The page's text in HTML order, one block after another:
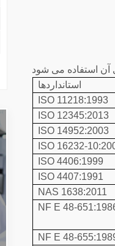
آن استفاده می شود
استانداردها
ISO 11218:1993
ISO 12345:2013
ISO 14952:2003
ISO 16232-
ISO 4406:1999
ISO 4407:1991
NAS 1638:2011
NF E 48-
NF E 48-